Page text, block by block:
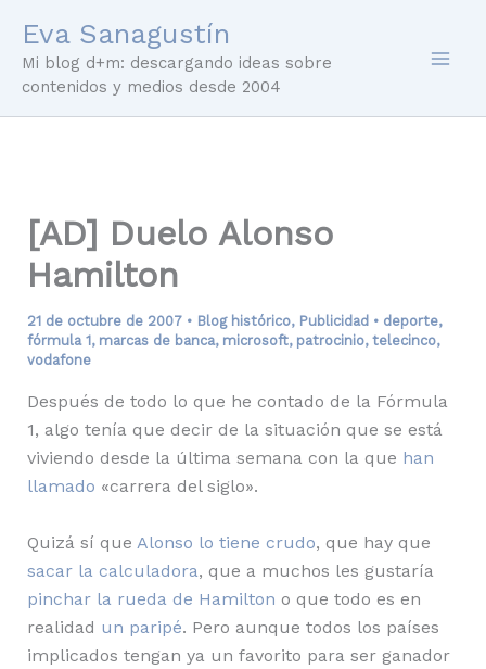
contenido
Eva Sanagustín
Mi blog d+m: descargando ideas sobre
contenidos y medios desde 2004
[AD] Duelo Alonso
Hamilton
21 de octubre de 2007 • Blog histórico, Publicidad • deporte,
fórmula 1, marcas de banca, microsoft, patrocinio, telecinco,
vodafone
Después de todo lo que he contado de la Fórmula
1, algo tenía que decir de la situación que se está
viviendo desde la última semana con la que han
llamado «carrera del siglo».
Quizá sí que Alonso lo tiene crudo, que hay que
sacar la calculadora, que a muchos les gustaría
pinchar la rueda de Hamilton o que todo es en
realidad un paripé. Pero aunque todos los países
implicados tengan ya un favorito para ser ganador